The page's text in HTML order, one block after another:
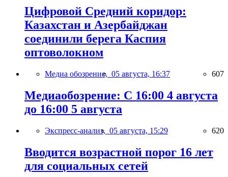
Цифровой Средний коридор:
Казахстан и Азербайджан
соединили берега Каспия
оптоволокном
Медиа обозрение, 05 августа, 16:37 607
Медиаобозрение: С 16:00 4 августа
до 16:00 5 августа
Экспресс-анализ, 05 августа, 15:29 620
Вводится возрастной порог 16 лет
для социальных сетей